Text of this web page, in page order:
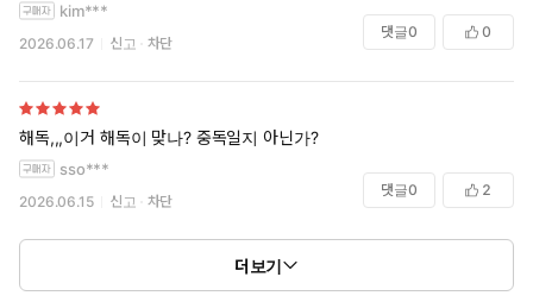
kim***
2026.06.17 신고 차단
댓글0 0
해독,,,이거 해독이 맞나? 중독일지 아닌가?
sso***
2026.06.15 신고 차단
댓글0 2
더보기